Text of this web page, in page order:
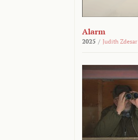
Alarm
2025 / Judith Zdesar